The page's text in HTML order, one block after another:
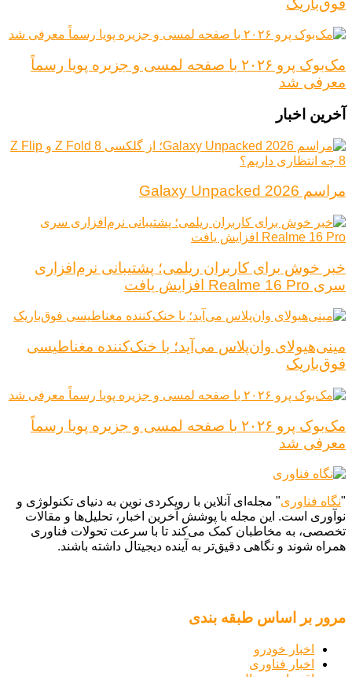
مک‌بوک پرو ۲۰۲۶ با صفحه لمسی و جزیره پویا رسماً
معرفی شد
آخرین اخبار
مراسم Galaxy Unpacked 2026
خبر خوش برای کاربران ریلمی؛ پشتیبانی نرم‌افزاری
سری Realme 16 Pro افزایش یافت
مینی‌هیولای وان‌پلاس می‌آید؛ با خنک‌کننده مغناطیسی
فوق‌باریک
مک‌بوک پرو ۲۰۲۶ با صفحه لمسی و جزیره پویا رسماً
معرفی شد
"نگاه فناوری" مجله‌ای آنلاین با رویکردی نوین به دنیای تکنولوژی و
نوآوری است. این مجله با پوشش آخرین اخبار، تحلیل‌ها و مقالات
تخصصی، به مخاطبان کمک می‌کند تا با سرعت تحولات فناوری
همراه شوند و نگاهی دقیق‌تر به آینده دیجیتال داشته باشند.
مرور بر اساس طبقه بندی
اخبار خودرو
اخبار فناوری